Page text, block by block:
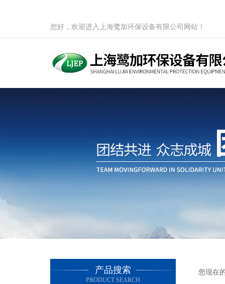
您好，欢迎进入上海鹭加环保设备有限公司网站！
产品搜索
PRODUCT SEARCH
您现在